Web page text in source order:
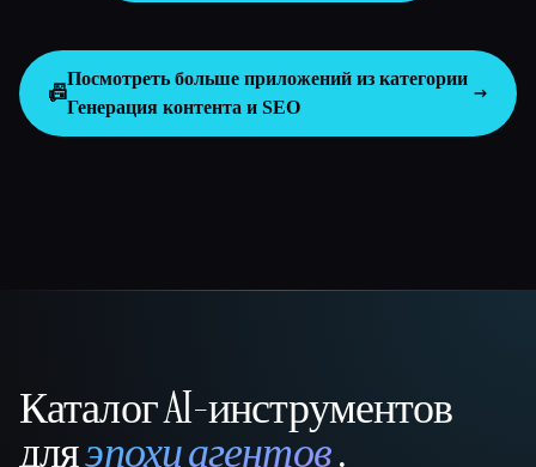
📠
Посмотреть больше приложений из категории
Генерация контента и SEO
That AI Collection
Каталог AI-инструментов
дляэпохи агентов.